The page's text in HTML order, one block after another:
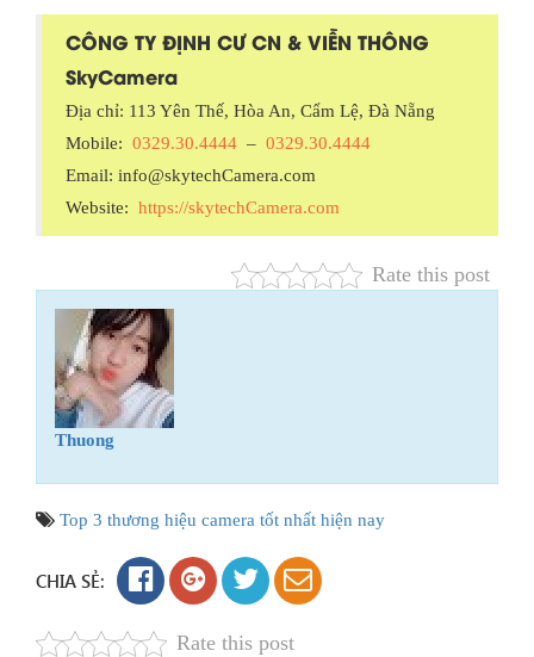
CÔNG TY ĐỊNH CƯ CN & VIỄN THÔNG
SkyCamera
Địa chỉ: 113 Yên Thế, Hòa An, Cẩm Lệ, Đà Nẵng
Mobile: 0329.30.4444 – 0329.30.4444
Email: info@skytechCamera.com
Website: https://skytechCamera.com
Rate this post
Thuong
Top 3 thương hiệu camera tốt nhất hiện nay
CHIA SẺ:
Rate this post